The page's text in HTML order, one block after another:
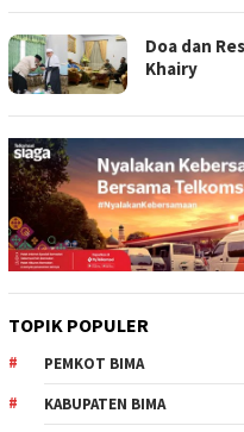
Doa dan
Khairy
TOPIK POPULER
PEMKOT BIMA
KABUPATEN BIMA